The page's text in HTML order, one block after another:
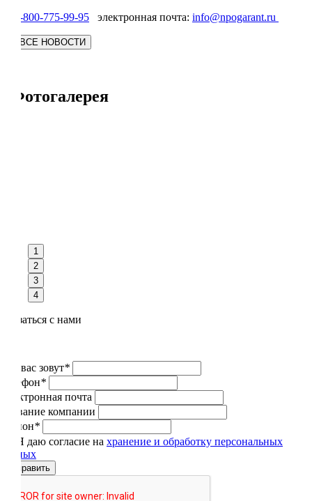
8-800-775-99-95 электронная почта: info@npogarant.ru
Фотогалерея
1
2
3
4
Связаться с нами
Как вас зовут*
Телефон*
Электронная почта
Название компании
Регион*
Я даю согласие на хранение и обработку персональных
данных
Отправить